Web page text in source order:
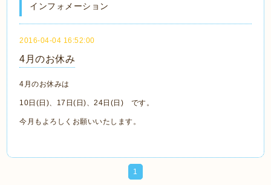
インフォメーション
2016-04-04 16:52:00
4月のお休み
4月のお休みは
10日(日)、17日(日)、24日(日) です。
今月もよろしくお願いいたします。
1